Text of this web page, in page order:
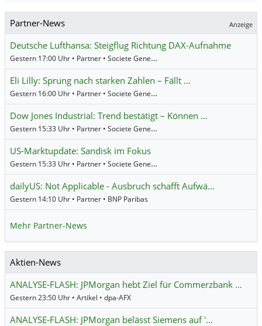
Partner-News Anzeige
Deutsche Lufthansa: Steigflug Richtung DAX-Aufnahme
Gestern 17:00 Uhr • Partner • Societe Generale
Eli Lilly: Sprung nach starken Zahlen – Fällt …
Gestern 16:00 Uhr • Partner • Societe Generale
Dow Jones Industrial: Trend bestätigt – Können …
Gestern 15:33 Uhr • Partner • Societe Generale
US-Marktupdate: Sandisk im Fokus
Gestern 15:33 Uhr • Partner • Societe Generale
dailyUS: Not Applicable - Ausbruch schafft Aufwä…
Gestern 14:10 Uhr • Partner • BNP Paribas
Mehr Partner-News
Aktien-News
ANALYSE-FLASH: JPMorgan hebt Ziel für Commerzbank …
Gestern 23:50 Uhr • Artikel • dpa-AFX
ANALYSE-FLASH: JPMorgan belässt Siemens auf '…